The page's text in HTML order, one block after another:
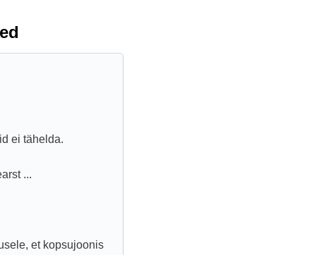
ei tähelda.
...
et kopsujoonis